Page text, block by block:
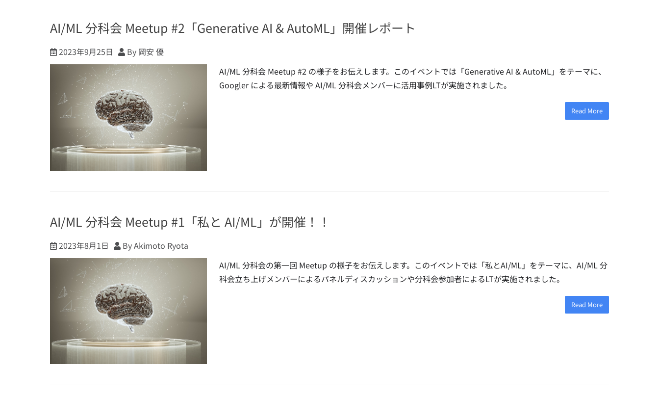
AI/ML 分科会 Meetup #2「Generative AI & AutoML」開催レポート
2023年9月25日
By 岡安 優
AI/ML 分科会 Meetup #2 の様子をお伝えします。このイベントでは「Generative AI & AutoML」をテーマに、
Googler による最新情報や AI/ML 分科会メンバーに活用事例LTが実施されました。
Read More
AI/ML 分科会 Meetup #1「私と AI/ML」が開催！！
2023年8月1日
By Akimoto Ryota
AI/ML 分科会の第一回 Meetup の様子をお伝えします。このイベントでは「私とAI/ML」をテーマに、AI/ML 分
科会立ち上げメンバーによるパネルディスカッションや分科会参加者によるLTが実施されました。
Read More